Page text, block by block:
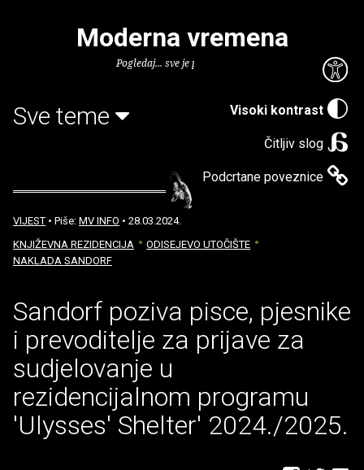
Visoki kontrast
Čitljiv slog
Podcrtane poveznice
Moderna vremena
Pogledaj... sve je puno knjiga.
Sve teme
VIJEST • Piše: MV INFO • 28.03.2024.
KNJIŽEVNA REZIDENCIJA
ODISEJEVO UTOČIŠTE
NAKLADA SANDORF
Sandorf poziva pisce, pjesnike
i prevoditelje za prijave za
sudjelovanje u
rezidencijalnom programu
'Ulysses' Shelter' 2024./2025.